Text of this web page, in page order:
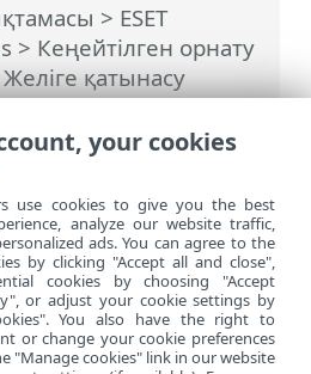
> ESET
> Кеңейтілген орнату
Желіге қатынасу
қосылу
қосылу
немесе өңдеу
сайтты қарау
your cookies
use cookies to give you the best
analyze our website traffic,
ads. You can agree to the
by clicking "Accept all and close",
cookies by choosing "Accept
or adjust your cookie settings by
You also have the right to
or change your cookie preferences
"Manage cookies" link in our website